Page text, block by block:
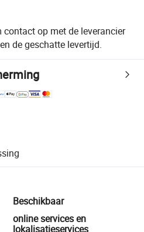
contact op met de leverancier
de geschatte levertijd.
platformondersteunde logistiek
voor kwaliteits- en
inclusief terugbetalingen of
Beschikbaar
online services en
lokalisatieservices